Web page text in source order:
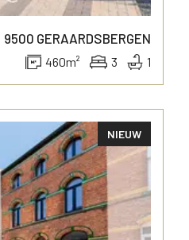
INFO
9500 GERAARDSBERGEN
460m² 3 1
NIEUW